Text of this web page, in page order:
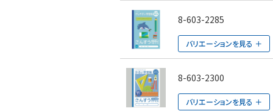
8-603-2285
バリエーションを見る
8-603-2300
バリエーションを見る